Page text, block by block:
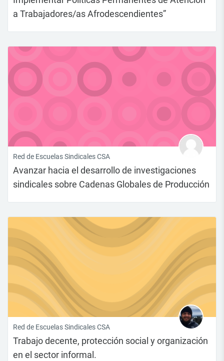
a Trabajadores/as Afrodescendientes”
Red de Escuelas Sindicales CSA
Avanzar hacia el desarrollo de investigaciones
sindicales sobre Cadenas Globales de Producción
Red de Escuelas Sindicales CSA
Trabajo decente, protección social y organización
en el sector informal.